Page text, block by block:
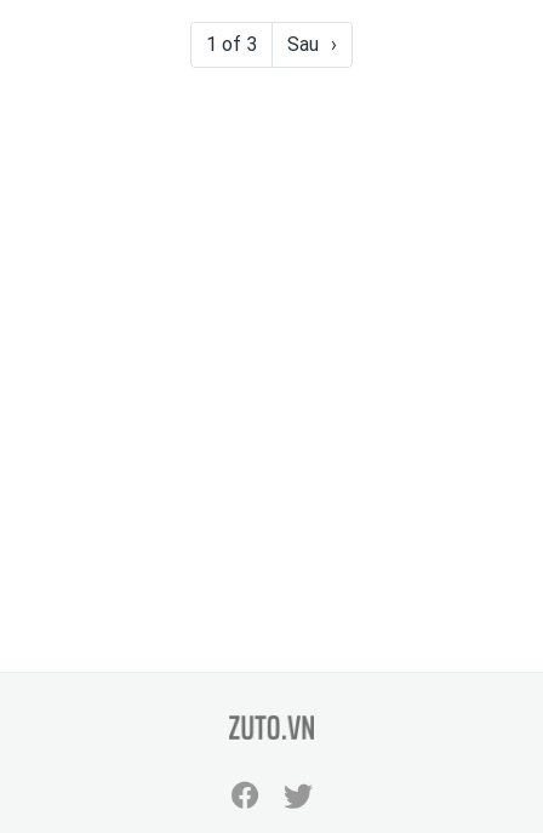
1 of 3 Sau ›
zuto.vn
Facebook
zuto.vn
Twitter
zuto.vn